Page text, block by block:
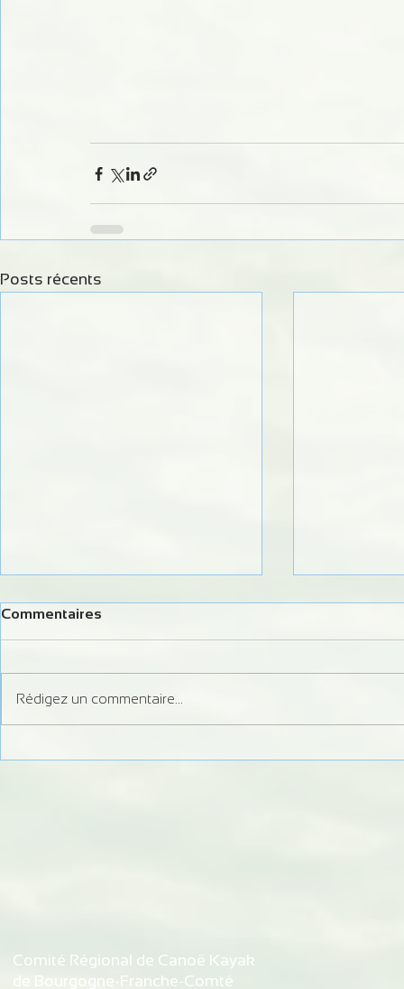
Posts récents
Commentaires
Rédigez un commentaire...
Comité Régional de Canoë Kayak
de Bourgogne-Franche-Comté